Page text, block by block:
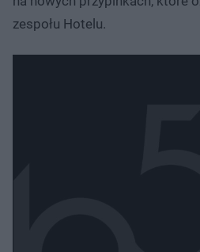
zespołu Hotelu.